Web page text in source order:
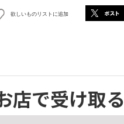
欲しいものリストに追加
店で受け取る